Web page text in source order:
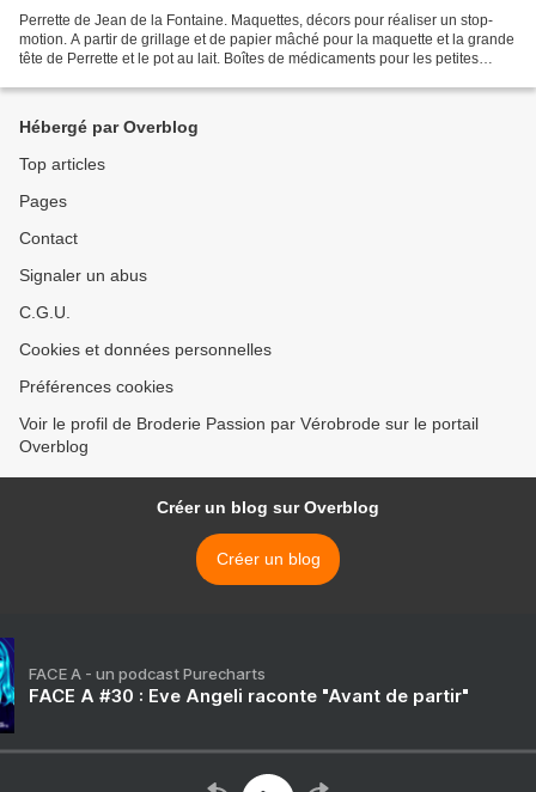
Perrette de Jean de la Fontaine. Maquettes, décors pour réaliser un stop-
motion. A partir de grillage et de papier mâché pour la maquette et la grande
tête de Perrette et le pot au lait. Boîtes de médicaments pour les petites
Hébergé par Overblog
Top articles
Pages
Contact
Signaler un abus
C.G.U.
Cookies et données personnelles
Préférences cookies
Voir le profil de Broderie Passion par Vérobrode sur le portail
Overblog
Créer un blog sur Overblog
Créer un blog
FACE A - un podcast Purecharts
FACE A #30 : Eve Angeli raconte "Avant de partir"